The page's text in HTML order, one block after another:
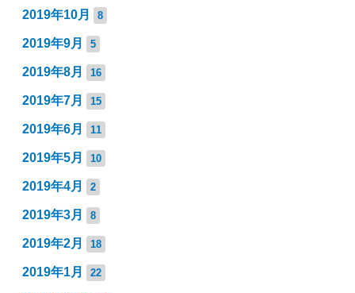
2019年10月 8
2019年9月 5
2019年8月 16
2019年7月 15
2019年6月 11
2019年5月 10
2019年4月 2
2019年3月 8
2019年2月 18
2019年1月 22